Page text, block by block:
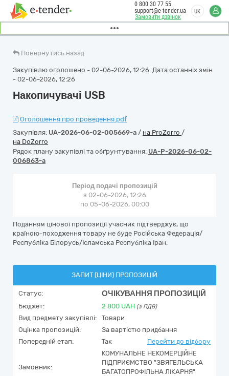
Замовити дзвінок
0 800 30 77 55
support@e-tender.ua
UK
Повернутись назад
Закупівлю оголошено - 02-06-2026, 12:26. Дата останніх змін
- 02-06-2026, 12:26
Накопичувачі USB
Оголошення про проведення.pdf
Закупівля: UA-2026-06-02-005669-a / на ProZorro /
на DoZorro
Рядок плану закупівлі та обґрунтування: UA-P-2026-06-02-
006863-a
Період подачі пропозицій
з 02-06-2026, 12:26
по 05-06-2026, 00:00
Поданням цінової пропозиції учасник підтверджує, що
країною-походження товару не буде Російська Федерація/
Республіка Білорусь/Ісламська Республіка Іран.
ЗАПИТ (ЦІНИ) ПРОПОЗИЦІЙ
Статус: ОЧІКУВАННЯ ПРОПОЗИЦІЙ
Бюджет: 2 800 UAH (з ПДВ)
Вид предмету закупівлі:
Товари
Оцінка пропозицій:
За вартістю придбання
Попередній етап:
Так Перейти до відбору
Замовник:
КОМУНАЛЬНЕ НЕКОМЕРЦІЙНЕ
ПІДПРИЄМСТВО "ЗВЯГЕЛЬСЬКА
БАГАТОПРОФІЛЬНА ЛІКАРНЯ"